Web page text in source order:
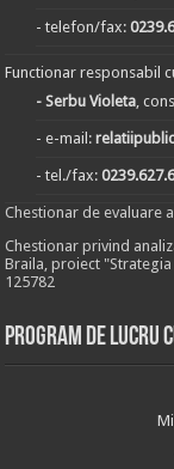
- telefon/fax:
Functionar responsabil
- Serbu Violeta,
- e-mail:
- tel./fax:
Chestionar de evaluare
Chestionar privind
Braila, proiect
125782
Program de lucru